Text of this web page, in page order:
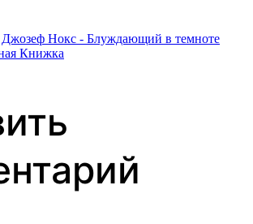
Джозеф Нокс - Блуждающий в темноте
Книжка